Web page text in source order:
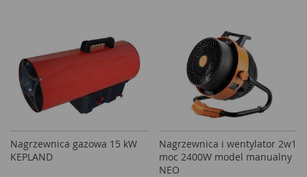
Nagrzewnica gazowa 15 kW
KEPLAND
Nagrzewnica i wentylator 2w1
moc 2400W model manualny
NEO